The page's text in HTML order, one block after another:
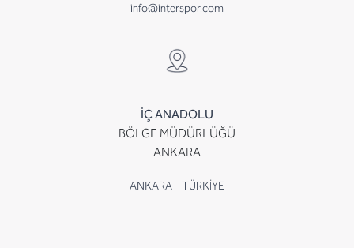
info@interspor.com
İÇ ANADOLU
BÖLGE MÜDÜRLÜĞÜ
ANKARA
ANKARA - TÜRKİYE